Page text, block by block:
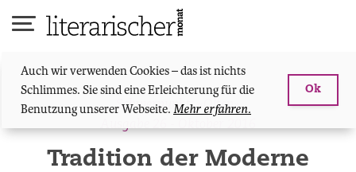
Auch wir verwenden Cookies – das ist nichts
Schlimmes. Sie sind eine Erleichterung für die
Benutzung unserer Webseite. Mehr erfahren.
Ok
Schwerpunkt: «Olten»
Tradition der Moderne